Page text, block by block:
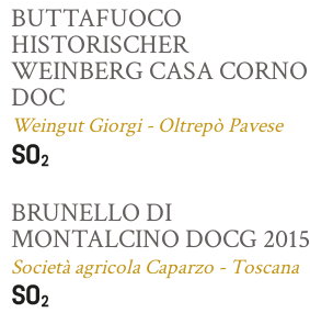
BUTTAFUOCO
HISTORISCHER
WEINBERG CASA CORNO
DOC
Weingut Giorgi - Oltrepò Pavese
BRUNELLO DI
MONTALCINO DOCG 2015
Società agricola Caparzo - Toscana